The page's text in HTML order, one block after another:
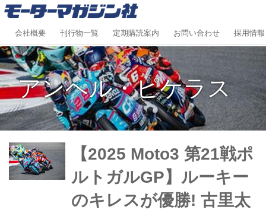
会社概要 刊行物一覧 定期購読案内 お問い合わせ 採用情報
アンヘル・ピケラス
【2025 Moto3 第21戦ポ
ルトガルGP】ルーキー
のキレスが優勝! 古里太